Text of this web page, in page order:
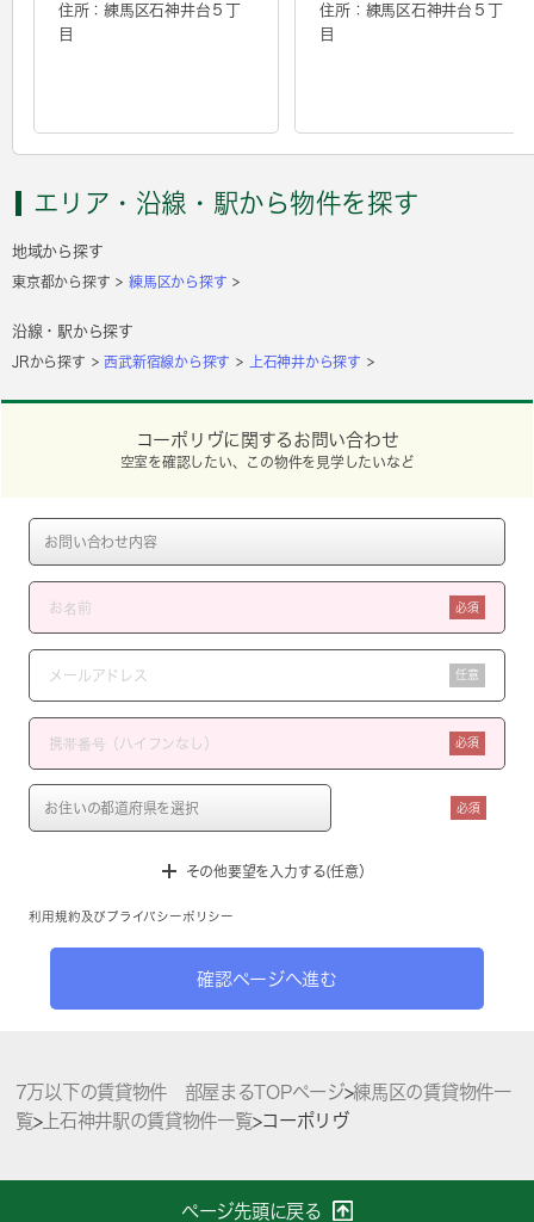
住所：練馬区石神井台５丁
目
住所：練馬区石神井台５丁
目
エリア・沿線・駅から物件を探す
地域から探す
東京都から探す 練馬区から探す
沿線・駅から探す
JRから探す 西武新宿線から探す 上石神井から探す
コーポリヴに関するお問い合わせ
空室を確認したい、この物件を見学したいなど
必須
任意
必須
必須
その他要望を入力する(任意）
利用規約 及び プライバシーポリシー
確認ページへ進む
7万以下の賃貸物件 部屋まるTOPページ>練馬区の賃貸物件一
覧>上石神井駅の賃貸物件一覧>コーポリヴ
ページ先頭に戻る